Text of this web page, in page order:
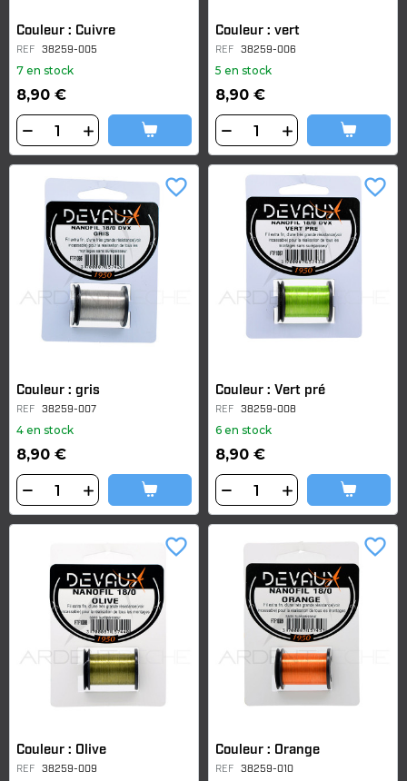
Couleur : Cuivre
REF 38259-005
7 en stock
8,90 €
Couleur : vert
REF 38259-006
5 en stock
8,90 €
Couleur : gris
REF 38259-007
4 en stock
8,90 €
favorite_border
Couleur : Vert pré
REF 38259-008
6 en stock
8,90 €
favorite_border
Couleur : Olive
REF 38259-009
favorite_border
Couleur : Orange
REF 38259-010
favorite_border